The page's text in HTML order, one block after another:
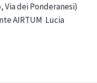
Via dei Ponderanesi)
AIRTUM Lucia